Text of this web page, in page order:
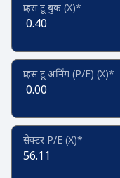
प्राइस टू बुक (X)*
0.40
प्राइस टू अर्निंग (P/E) (X)*
0.00
सेक्टर P/E (X)*
56.11